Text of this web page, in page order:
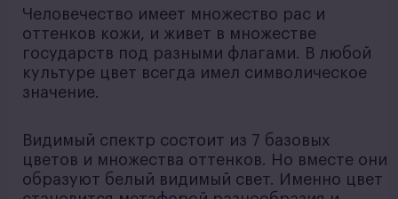
Человечество имеет множество рас и
оттенков кожи, и живет в множестве
государств под разными флагами. В любой
культуре цвет всегда имел символическое
значение.
Видимый спектр состоит из 7 базовых
цветов и множества оттенков. Но вместе они
образуют белый видимый свет. Именно цвет